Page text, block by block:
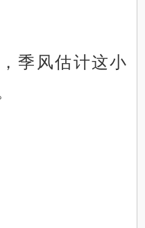
季风估计这小